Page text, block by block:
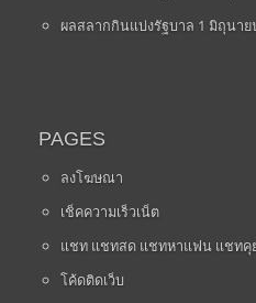
ผลสลากกินแบ่งรัฐบาล 1 มิถุนาย
PAGES
ลงโฆษณา
เช็คความเร็วเน็ต
แชท แชทสด แชทหาแฟน แชทคุ
โค้ดติดเว็บ